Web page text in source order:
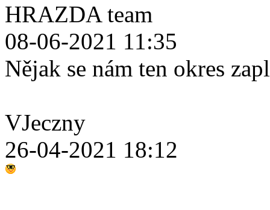
HRAZDA team
08-06-2021 11:35
Nějak se nám ten okres
VJeczny
26-04-2021 18:12